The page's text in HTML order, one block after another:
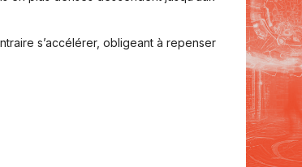
s’accélérer, obligeant à repenser